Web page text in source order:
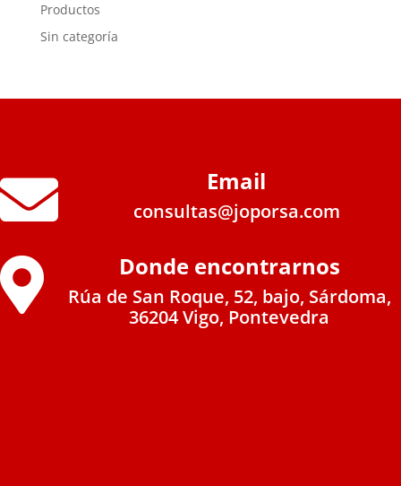
Productos
Sin categoría
 Email
consultas@joporsa.com
 Donde encontrarnos
Rúa de San Roque, 52, bajo, Sárdoma,
36204 Vigo, Pontevedra